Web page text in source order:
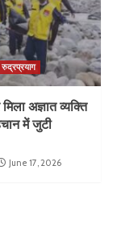
रुद्रप्रयाग
अज्ञात व्यक्ति
में जुटी
June 17, 2026